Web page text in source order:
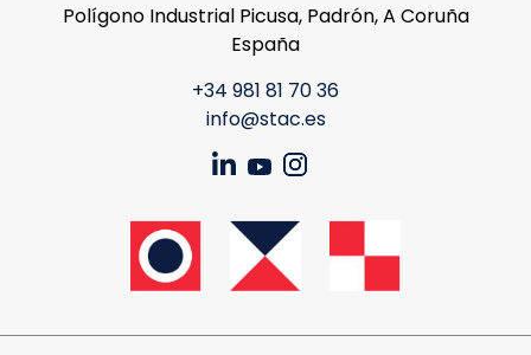
Polígono Industrial Picusa, Padrón, A Coruña
España
+34 981 81 70 36
info@stac.es